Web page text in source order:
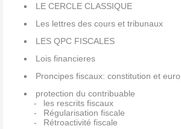
LE CERCLE CLASSIQUE
Les lettres des cours et tribunaux
LES QPC FISCALES
Lois financieres
Proncipes fiscaux: constitution et
protection du contribuable
les rescrits fiscaux
Régularisation fiscale
Rétroactivité fiscale